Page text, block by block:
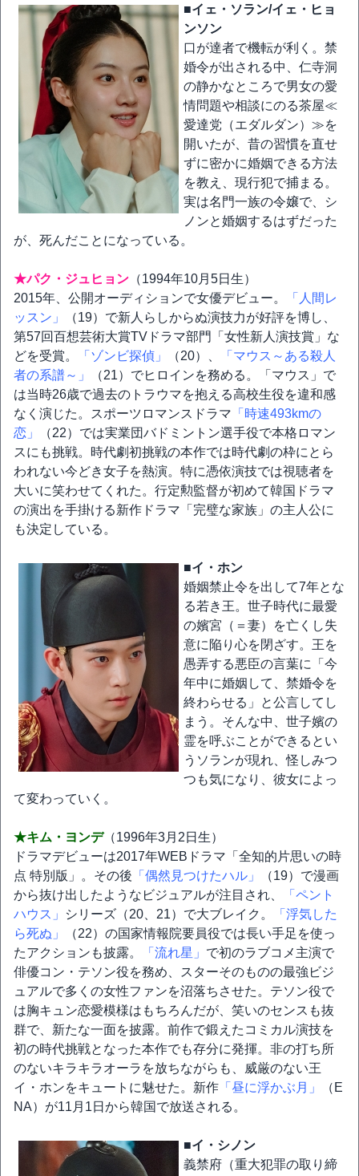
■イェ・ソラン/イェ・ヒョ
ンソン
口が達者で機転が利く。禁
婚令が出される中、仁寺洞
の静かなところで男女の愛
情問題や相談にのる茶屋≪
愛達党（エダルダン）≫を
開いたが、昔の習慣を直せ
ずに密かに婚姻できる方法
を教え、現行犯で捕まる。
実は名門一族の令嬢で、シ
ノンと婚姻するはずだった
が、死んだことになっている。
★パク・ジュヒョン （1994年10月5日生）
2015年、公開オーディションで女優デビュー。
「人間レ
ッスン」
（19）で新人らしからぬ演技力が好評を博し、
第57回百想芸術大賞TVドラマ部門「女性新人演技賞」な
どを受賞。
「ゾンビ探偵」 （20）、
「マウス～ある殺人
者の系譜～」
（21）でヒロインを務める。「マウス」で
は当時26歳で過去のトラウマを抱える高校生役を違和感
なく演じた。スポーツロマンスドラマ 「時速493kmの
恋」
（22）では実業団バドミントン選手役で本格ロマン
スにも挑戦。時代劇初挑戦の本作では時代劇の枠にとら
われない今どき女子を熱演。特に憑依演技では視聴者を
大いに笑わせてくれた。行定勲監督が初めて韓国ドラマ
の演出を手掛ける新作ドラマ「完璧な家族」の主人公に
も決定している。
■イ・ホン
婚姻禁止令を出して7年とな
る若き王。世子時代に最愛
の嬪宮（＝妻）を亡くし失
意に陥り心を閉ざす。王を
愚弄する悪臣の言葉に「今
年中に婚姻して、禁婚令を
終わらせる」と公言してし
まう。そんな中、世子嬪の
霊を呼ぶことができるとい
うソランが現れ、怪しみつ
つも気になり、彼女によっ
て変わっていく。
★キム・ヨンデ（1996年3月2日生）
ドラマデビューは2017年WEBドラマ「全知的片思いの時
点 特別版」。その後 「偶然見つけたハル」
（19）で漫画
から抜け出したようなビジュアルが注目され、
「ペント
ハウス」
シリーズ（20、21）で大ブレイク。
「浮気した
ら死ぬ」
（22）の国家情報院要員役では長い手足を使っ
たアクションも披露。
「流れ星」 で初のラブコメ主演で
俳優コン・テソン役を務め、スターそのものの最強ビジ
ュアルで多くの女性ファンを沼落ちさせた。テソン役で
は胸キュン恋愛模様はもちろんだが、笑いのセンスも抜
群で、新たな一面を披露。前作で鍛えたコミカル演技を
初の時代挑戦となった本作でも存分に発揮。非の打ち所
のないキラキラオーラを放ちながらも、威厳のない王
イ・ホンをキュートに魅せた。新作 「昼に浮かぶ月」
（E
NA）が11月1日から韓国で放送される。
■イ・シノン
義禁府（重大犯罪の取り締